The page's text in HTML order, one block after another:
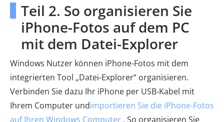
Teil 2. So organisieren Sie
iPhone-Fotos auf dem PC
mit dem Datei-Explorer
Windows Nutzer können iPhone-Fotos mit dem
integrierten Tool „Datei-Explorer“ organisieren.
Verbinden Sie dazu Ihr iPhone per USB-Kabel mit
Ihrem Computer undimportieren Sie die iPhone-Fotos
auf Ihren Windows Computer . So organisieren Sie